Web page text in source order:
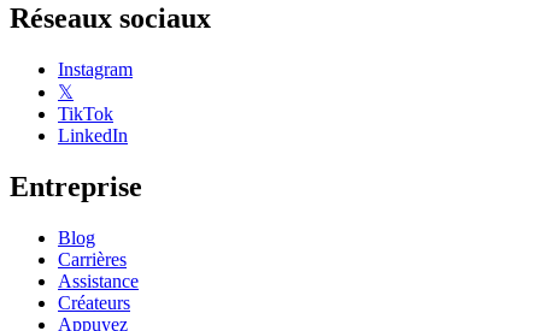
Réseaux sociaux
Instagram
𝕏
TikTok
LinkedIn
Entreprise
Blog
Carrières
Assistance
Créateurs
Appuyez